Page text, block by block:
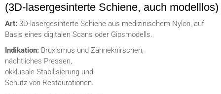
(3D-lasergesinterte Schiene, auch modelllos)
Art: 3D-lasergesinterte Schiene aus medizinischem Nylon, auf
Basis eines digitalen Scans oder Gipsmodells.
Indikation: Bruxismus und Zähneknirschen,
nächtliches Pressen,
okklusale Stabilisierung und
Schutz von Restaurationen.